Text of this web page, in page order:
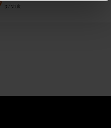
p/stuk